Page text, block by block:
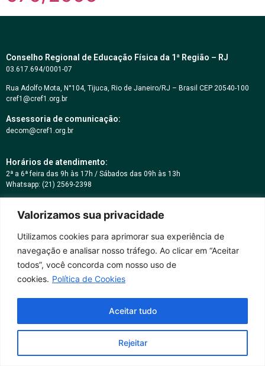
Valorizamos sua privacidade
Utilizamos cookies para aprimorar sua experiência de
navegação e analisar nosso tráfego. Ao clicar em “Aceitar
todos”, você concorda com nosso uso de
cookies. Política de Cookies
Rejeitar
Aceitar tudo
Conselho Regional de Educação Física da 1ª Região – RJ
03.617.694/0001-07
Rua Adolfo Mota, N°104, Tijuca, Rio de Janeiro/RJ – Brasil CEP 20540-100
cref1@cref1.org.br
Assessoria de comunicação:
decom@cref1.org.br
Horários de atendimento:
2ª a 6ª feira das 9h às 17h / Sábados das 09h às 13h
Whatsapp: (21) 2569-2398